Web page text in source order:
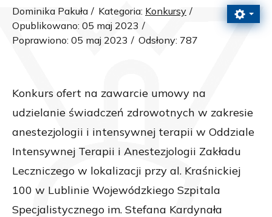
Dominika Pakuła Kategoria: Konkursy
Opublikowano: 05 maj 2023
Poprawiono: 05 maj 2023
Odsłony: 787
Konkurs ofert na zawarcie umowy na
udzielanie świadczeń zdrowotnych w zakresie
anestezjologii i intensywnej terapii w Oddziale
Intensywnej Terapii i Anestezjologii Zakładu
Leczniczego w lokalizacji przy al. Kraśnickiej
100 w Lublinie Wojewódzkiego Szpitala
Specjalistycznego im. Stefana Kardynała